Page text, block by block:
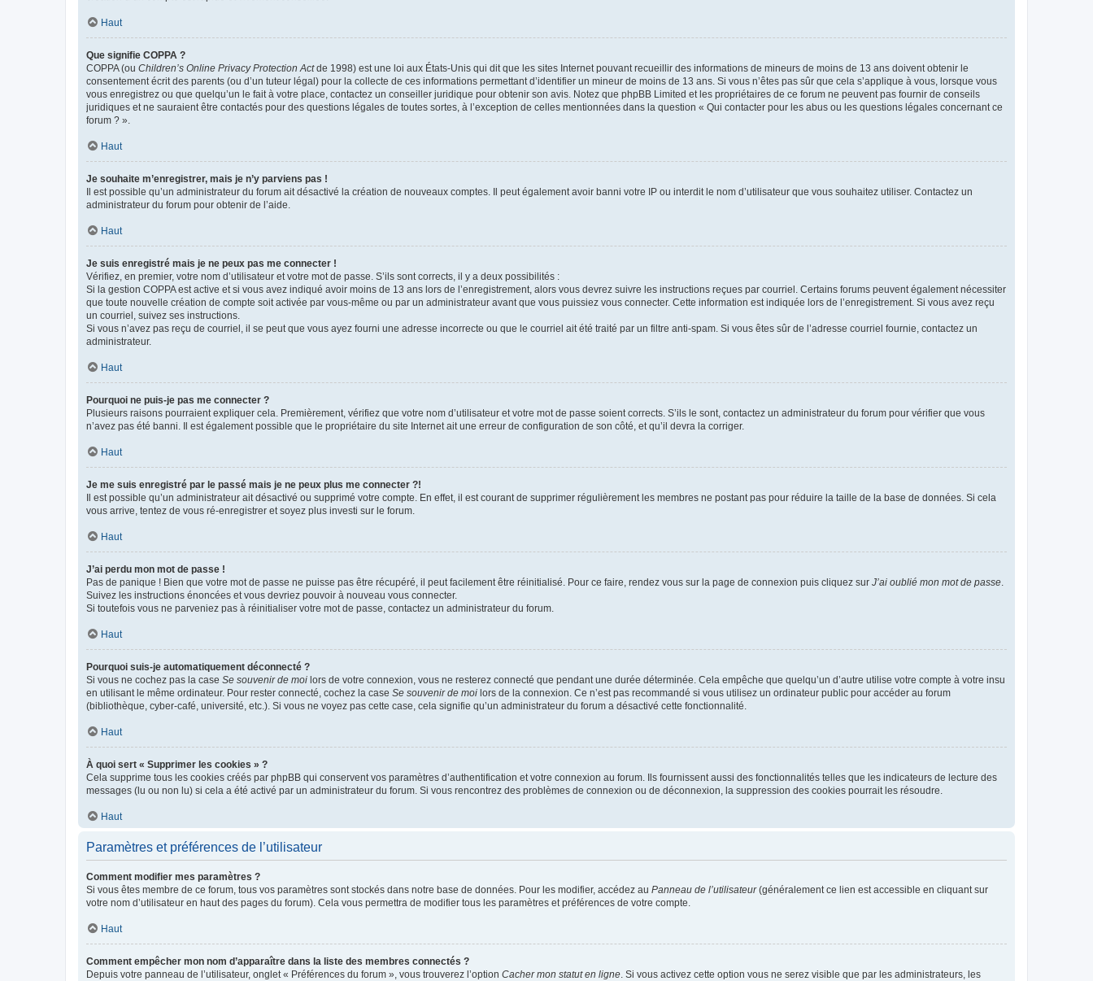
Haut
Que signifie COPPA ?
COPPA (ou Children’s Online Privacy Protection Actde 1998) est une loi aux États-Unis qui dit que les sites Internet pouvant recueillir des informations de mineurs de moins de 13 ans doivent obtenir le
consentement écrit des parents (ou d’un tuteur légal) pour la collecte de ces informations permettant d’identifier un mineur de moins de 13 ans. Si vous n’êtes pas sûr que cela s’applique à vous, lorsque vous
vous enregistrez ou que quelqu’un le fait à votre place, contactez un conseiller juridique pour obtenir son avis. Notez que phpBB Limited et les propriétaires de ce forum ne peuvent pas fournir de conseils
juridiques et ne sauraient être contactés pour des questions légales de toutes sortes, à l’exception de celles mentionnées dans la question « Qui contacter pour les abus ou les questions légales concernant ce
forum ? ».
Haut
Je souhaite m’enregistrer, mais je n’y parviens pas !
Il est possible qu’un administrateur du forum ait désactivé la création de nouveaux comptes. Il peut également avoir banni votre IP ou interdit le nom d’utilisateur que vous souhaitez utiliser. Contactez un
administrateur du forum pour obtenir de l’aide.
Haut
Je suis enregistré mais je ne peux pas me connecter !
Vérifiez, en premier, votre nom d’utilisateur et votre mot de passe. S’ils sont corrects, il y a deux possibilités :
Si la gestion COPPA est active et si vous avez indiqué avoir moins de 13 ans lors de l’enregistrement, alors vous devrez suivre les instructions reçues par courriel. Certains forums peuvent également nécessiter
que toute nouvelle création de compte soit activée par vous-même ou par un administrateur avant que vous puissiez vous connecter. Cette information est indiquée lors de l’enregistrement. Si vous avez reçu
un courriel, suivez ses instructions.
Si vous n’avez pas reçu de courriel, il se peut que vous ayez fourni une adresse incorrecte ou que le courriel ait été traité par un filtre anti-spam. Si vous êtes sûr de l’adresse courriel fournie, contactez un
administrateur.
Haut
Pourquoi ne puis-je pas me connecter ?
Plusieurs raisons pourraient expliquer cela. Premièrement, vérifiez que votre nom d’utilisateur et votre mot de passe soient corrects. S’ils le sont, contactez un administrateur du forum pour vérifier que vous
n’avez pas été banni. Il est également possible que le propriétaire du site Internet ait une erreur de configuration de son côté, et qu’il devra la corriger.
Haut
Je me suis enregistré par le passé mais je ne peux plus me connecter ?!
Il est possible qu’un administrateur ait désactivé ou supprimé votre compte. En effet, il est courant de supprimer régulièrement les membres ne postant pas pour réduire la taille de la base de données. Si cela
vous arrive, tentez de vous ré-enregistrer et soyez plus investi sur le forum.
Haut
J’ai perdu mon mot de passe !
Pas de panique ! Bien que votre mot de passe ne puisse pas être récupéré, il peut facilement être réinitialisé. Pour ce faire, rendez vous sur la page de connexion puis cliquez sur J’ai oublié mon mot de passe.
Suivez les instructions énoncées et vous devriez pouvoir à nouveau vous connecter.
Si toutefois vous ne parveniez pas à réinitialiser votre mot de passe, contactez un administrateur du forum.
Haut
Pourquoi suis-je automatiquement déconnecté ?
Si vous ne cochez pas la case Se souvenir de moi lors de votre connexion, vous ne resterez connecté que pendant une durée déterminée. Cela empêche que quelqu’un d’autre utilise votre compte à votre insu
en utilisant le même ordinateur. Pour rester connecté, cochez la case Se souvenir de moi lors de la connexion. Ce n’est pas recommandé si vous utilisez un ordinateur public pour accéder au forum
(bibliothèque, cyber-café, université, etc.). Si vous ne voyez pas cette case, cela signifie qu’un administrateur du forum a désactivé cette fonctionnalité.
Haut
À quoi sert « Supprimer les cookies » ?
Cela supprime tous les cookies créés par phpBB qui conservent vos paramètres d’authentification et votre connexion au forum. Ils fournissent aussi des fonctionnalités telles que les indicateurs de lecture des
messages (lu ou non lu) si cela a été activé par un administrateur du forum. Si vous rencontrez des problèmes de connexion ou de déconnexion, la suppression des cookies pourrait les résoudre.
Haut
Paramètres et préférences de l’utilisateur
Comment modifier mes paramètres ?
Si vous êtes membre de ce forum, tous vos paramètres sont stockés dans notre base de données. Pour les modifier, accédez au Panneau de l’utilisateur(généralement ce lien est accessible en cliquant sur
votre nom d’utilisateur en haut des pages du forum). Cela vous permettra de modifier tous les paramètres et préférences de votre compte.
Haut
Comment empêcher mon nom d’apparaître dans la liste des membres connectés ?
Depuis votre panneau de l’utilisateur, onglet « Préférences du forum », vous trouverez l’option Cacher mon statut en ligne. Si vous activez cette option vous ne serez visible que par les administrateurs, les